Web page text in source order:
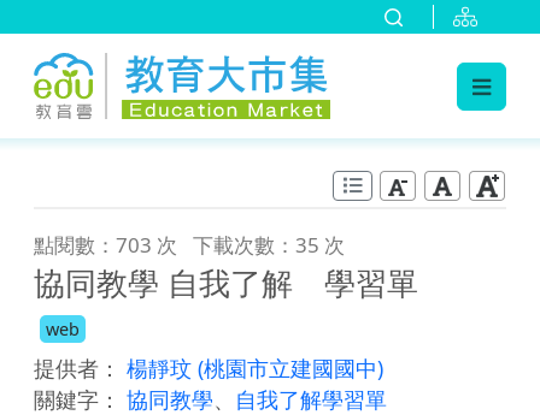
點閱數：703 次 下載次數：35 次
協同教學 自我了解 學習單
web
提供者： 楊靜玟 (桃園市立建國國中)
關鍵字： 協同教學、 自我了解學習單